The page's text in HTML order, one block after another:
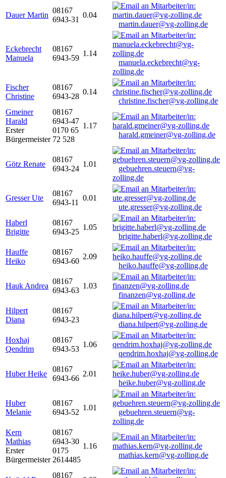
Dauer Martin
08167
6943-31
0.04
martin.dauer@vg-zolling.de
Eckebrecht
Manuela
08167
6943-59
1.14
manuela.eckebrecht@vg-
zolling.de
Fischer
Christine
08167
6943-28
0.14
christine.fischer@vg-zolling.de
Gmeiner
Harald
Erster
Bürgermeister
08167
6943-47
0170 65
72 528
1.17
harald.gmeiner@vg-zolling.de
Götz Renate
08167
6943-24
1.01
gebuehren.steuern@vg-
zolling.de
Gresser Ute
08167
6943-11
0.01
ute.gresser@vg-zolling.de
Haberl
Brigitte
08167
6943-25
1.05
brigitte.haberl@vg-zolling.de
Hauffe
Heiko
08167
6943-60
2.09
heiko.hauffe@vg-zolling.de
Hauk Andrea
08167
6943-63
1.03
finanzen@vg-zolling.de
Hilpert
Diana
08167
6943-23
diana.hilpert@vg-zolling.de
Hoxhaj
Qendrim
08167
6943-53
1.06
qendrim.hoxhaj@vg-zolling.de
Huber Heike
08167
6943-66
2.01
heike.huber@vg-zolling.de
Huber
Melanie
08167
6943-52
1.01
gebuehren.steuern@vg-
zolling.de
Kern
Mathias
Erster
Bürgermeister
08167
6943-30
0175
2614485
1.16
mathias.kern@vg-zolling.de
08167